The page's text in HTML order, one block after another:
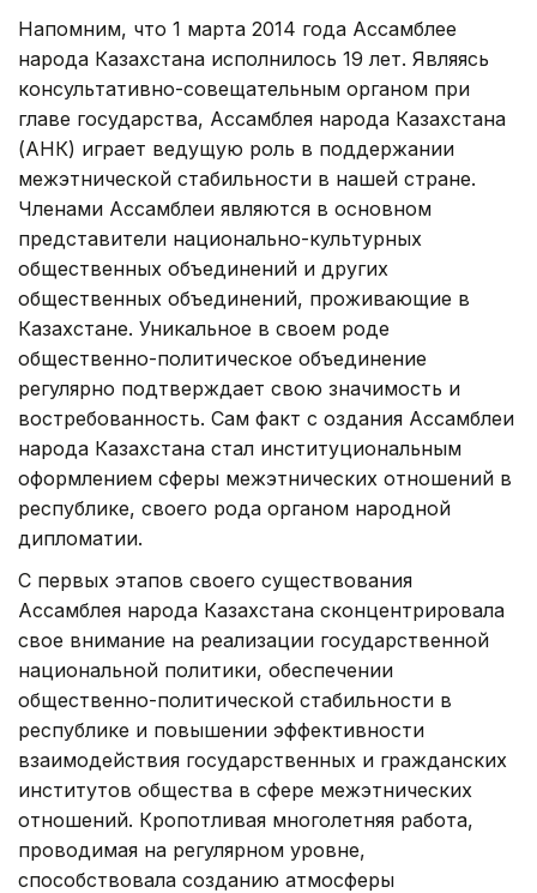
Напомним, что 1 марта 2014 года Ассамблее
народа Казахстана исполнилось 19 лет. Являясь
консультативно-совещательным органом при
главе государства, Ассамблея народа Казахстана
(АНК) играет ведущую роль в поддержании
межэтнической стабильности в нашей стране.
Членами Ассамблеи являются в основном
представители национально-культурных
общественных объединений и других
общественных объединений, проживающие в
Казахстане. Уникальное в своем роде
общественно-политическое объединение
регулярно подтверждает свою значимость и
востребованность. Сам факт с оздания Ассамблеи
народа Казахстана стал институциональным
оформлением сферы межэтнических отношений в
республике, своего рода органом народной
дипломатии.
С первых этапов своего существования
Ассамблея народа Казахстана сконцентрировала
свое внимание на реализации государственной
национальной политики, обеспечении
общественно-политической стабильности в
республике и повышении эффективности
взаимодействия государственных и гражданских
институтов общества в сфере межэтнических
отношений. Кропотливая многолетняя работа,
проводимая на регулярном уровне,
способствовала созданию атмосферы